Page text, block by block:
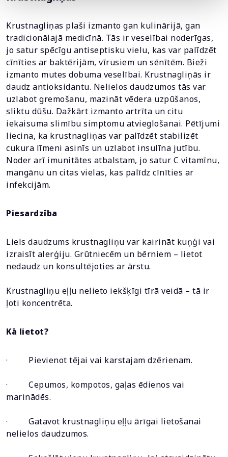
Krustnagliņas plaši izmanto gan kulinārijā, gan
tradicionālajā medicīnā. Tās ir veselībai noderīgas,
jo satur spēcīgu antiseptisku vielu, kas var palīdzēt
cīnīties ar baktērijām, vīrusiem un sēnītēm. Bieži
izmanto mutes dobuma veselībai. Krustnagliņās ir
daudz antioksidantu. Nelielos daudzumos tās var
uzlabot gremošanu, mazināt vēdera uzpūšanos,
sliktu dūšu. Dažkārt izmanto artrīta un citu
iekaisuma slimību simptomu atvieglošanai. Pētījumi
liecina, ka krustnagliņas var palīdzēt stabilizēt
cukura līmeni asinīs un uzlabot insulīna jutību.
Noder arī imunitātes atbalstam, jo satur C vitamīnu,
mangānu un citas vielas, kas palīdz cīnīties ar
infekcijām.
Piesardzība
Liels daudzums krustnagliņu var kairināt kuņģi vai
izraisīt alerģiju. Grūtniecēm un bērniem – lietot
nedaudz un konsultējoties ar ārstu.
Krustnagliņu eļļu nelieto iekšķīgi tīrā veidā – tā ir
ļoti koncentrēta.
Kā lietot?
· Pievienot tējai vai karstajam dzērienam.
· Cepumos, kompotos, gaļas ēdienos vai
marinādēs.
· Gatavot krustnagliņu eļļu ārīgai lietošanai
nelielos daudzumos.